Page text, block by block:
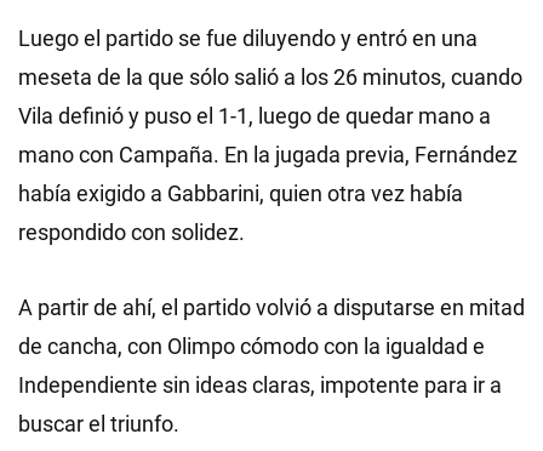
Luego el partido se fue diluyendo y entró en una
meseta de la que sólo salió a los 26 minutos, cuando
Vila definió y puso el 1-1, luego de quedar mano a
mano con Campaña. En la jugada previa, Fernández
había exigido a Gabbarini, quien otra vez había
respondido con solidez.
A partir de ahí, el partido volvió a disputarse en mitad
de cancha, con Olimpo cómodo con la igualdad e
Independiente sin ideas claras, impotente para ir a
buscar el triunfo.